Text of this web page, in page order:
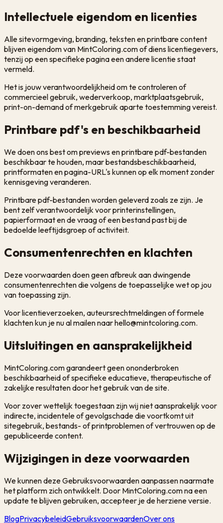
Intellectuele eigendom en licenties
Alle sitevormgeving, branding, teksten en printbare content
blijven eigendom van MintColoring.com of diens licentiegevers,
tenzij op een specifieke pagina een andere licentie staat
vermeld.
Het is jouw verantwoordelijkheid om te controleren of
commercieel gebruik, wederverkoop, marktplaatsgebruik,
print-on-demand of merkgebruik aparte toestemming vereist.
Printbare pdf's en beschikbaarheid
We doen ons best om previews en printbare pdf-bestanden
beschikbaar te houden, maar bestandsbeschikbaarheid,
printformaten en pagina-URL's kunnen op elk moment zonder
kennisgeving veranderen.
Printbare pdf-bestanden worden geleverd zoals ze zijn. Je
bent zelf verantwoordelijk voor printerinstellingen,
papierformaat en de vraag of een bestand past bij de
bedoelde leeftijdsgroep of activiteit.
Consumentenrechten en klachten
Deze voorwaarden doen geen afbreuk aan dwingende
consumentenrechten die volgens de toepasselijke wet op jou
van toepassing zijn.
Voor licentieverzoeken, auteursrechtmeldingen of formele
klachten kun je nu al mailen naar hello@mintcoloring.com.
Uitsluitingen en aansprakelijkheid
MintColoring.com garandeert geen ononderbroken
beschikbaarheid of specifieke educatieve, therapeutische of
zakelijke resultaten door het gebruik van de site.
Voor zover wettelijk toegestaan zijn wij niet aansprakelijk voor
indirecte, incidentele of gevolgschade die voortkomt uit
sitegebruik, bestands- of printproblemen of vertrouwen op de
gepubliceerde content.
Wijzigingen in deze voorwaarden
We kunnen deze Gebruiksvoorwaarden aanpassen naarmate
het platform zich ontwikkelt. Door MintColoring.com na een
update te blijven gebruiken, accepteer je de herziene versie.
BlogPrivacybeleidGebruiksvoorwaardenOver ons